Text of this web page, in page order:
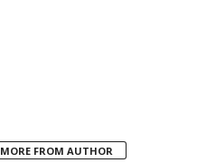
MORE FROM AUTHOR